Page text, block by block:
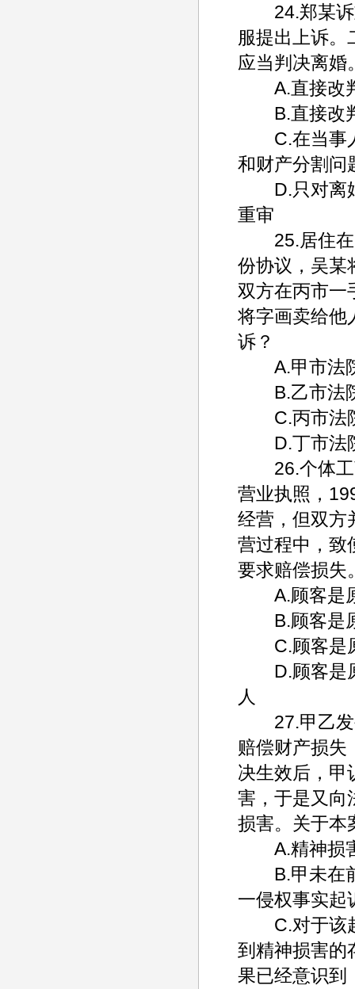
24.郑某诉
服提出上诉。
应当判决离婚
A.直接改判
B.直接改判
C.在当事人
和财产分割问
D.只对离婚
重审
25.居住在
份协议，吴某
双方在丙市一
将字画卖给他
诉？
A.甲市法
B.乙市法
C.丙市法
D.丁市法
26.个体工
营业执照，
经营，但双方
营过程中，致
要求赔偿损失
A.顾客是原
B.顾客是原
C.顾客是原
D.顾客是原
人
27.甲乙发
赔偿财产损失
决生效后，甲
害，于是又向
损害。关于本
A.精神损害
B.甲未在前
一侵权事实起
C.对于该起
到精神损害的
果已经意识到